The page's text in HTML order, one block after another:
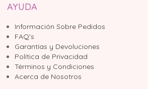
AYUDA
Información Sobre Pedidos
FAQ's
Garantías y Devoluciones
Política de Privacidad
Términos y Condiciones
Acerca de Nosotros